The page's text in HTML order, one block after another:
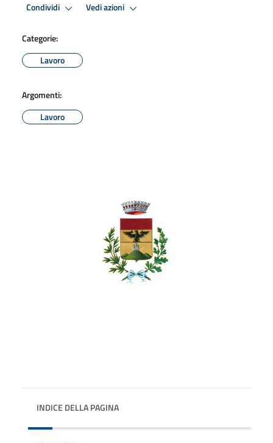
Condividi Vedi azioni
Categorie:
Lavoro
Argomenti:
Lavoro
INDICE DELLA PAGINA